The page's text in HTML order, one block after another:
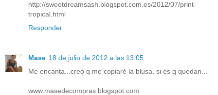
http://sweetdreamsash.blogspot.com.es/2012/07/print-
tropical.html
Responder
Mase 18 de julio de 2012 a las 13:05
Me encanta...creo q me copiaré la blusa, si es q quedan...
www.masedecompras.blogspot.com